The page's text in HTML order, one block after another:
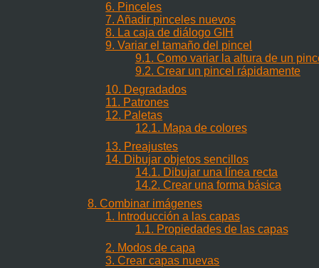
6. Pinceles
7. Añadir pinceles nuevos
8. La caja de diálogo GIH
9. Variar el tamaño del pincel
9.1. Como variar la altura de un
9.2. Crear un pincel rápidamente
10. Degradados
11. Patrones
12. Paletas
12.1. Mapa de colores
13. Preajustes
14. Dibujar objetos sencillos
14.1. Dibujar una línea recta
14.2. Crear una forma básica
8. Combinar imágenes
1. Introducción a las capas
1.1. Propiedades de las capas
2. Modos de capa
3. Crear capas nuevas